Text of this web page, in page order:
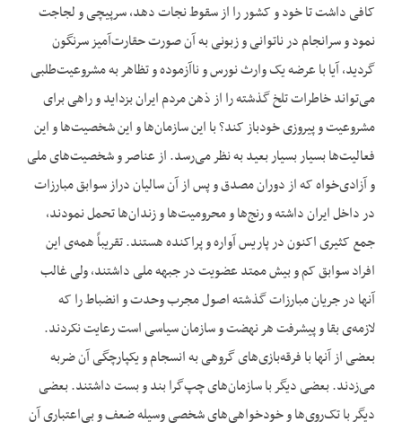
کافی داشت تا خود و کشور را از سقوط نجات دهد، سرپیچی و لجاجت
نمود و سرانجام در ناتوانی و زبونی به آن صورت حقارت‌‌آمیز سرنگون
گردید، آیا با عرضه یک وارث نورس و ناآزموده و تظاهر به مشروعیت‌‌طلبی
می‌‌تواند خاطرات تلخ گذشته را از ذهن مردم ایران بزداید و راهی برای
مشروعیت و پیروزی خودباز کند؟ با این سازمان‌‌ها و این شخصیت‌‌ها و این
فعالیت‌‌ها بسیار بسیار بعید به نظر می‌‌رسد. از عناصر و شخصیت‌‌های ملی
و آزادی‌‌خواه که از دوران مصدق و پس از آن سالیان دراز سوابق مبارزات
در داخل ایران داشته و رنج‌‌ها و محرومیت‌ها و زندان‌ها تحمل نمودند،
جمع کثیری اکنون در پاریس آواره و پراکنده هستند. تقریباً همه‌‌ی این
افراد سوابق کم و بیش ممتد عضویت در جبهه ملی داشتند، ولی غالب
آنها در جریان مبارزات گذشته اصول مجرب وحدت و انضباط را که
لازمه‌‌ی بقا و پیشرفت هر نهضت و سازمان سیاسی است رعایت نکردند.
بعضی از آنها با فرقه‌‌بازی‌‌های گروهی به انسجام و یکپارچگی آن ضربه
می‌‌زدند. بعضی دیگر با سازمان‌‌های چپ‌‌گرا بند و بست داشتند. بعضی
دیگر با تک‌‌روی‌ها و خودخواهی‌‌های شخصی وسیله ضعف و بی‌‌اعتباری آن